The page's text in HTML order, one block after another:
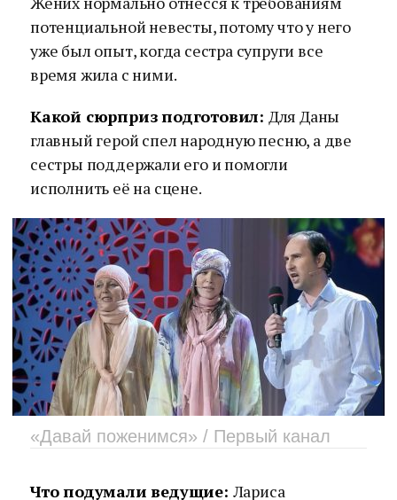
потенциальной невесты, потому что у него
уже был опыт, когда сестра супруги все
время жила с ними.
Какой сюрприз подготовил: Для Даны
главный герой спел народную песню, а две
сестры поддержали его и помогли
исполнить её на сцене.
«Давай поженимся» / Первый канал
Что подумали ведущие: Лариса